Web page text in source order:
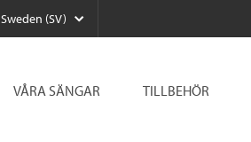
Sweden (SV)
VÅRA SÄNGAR TILLBEHÖR